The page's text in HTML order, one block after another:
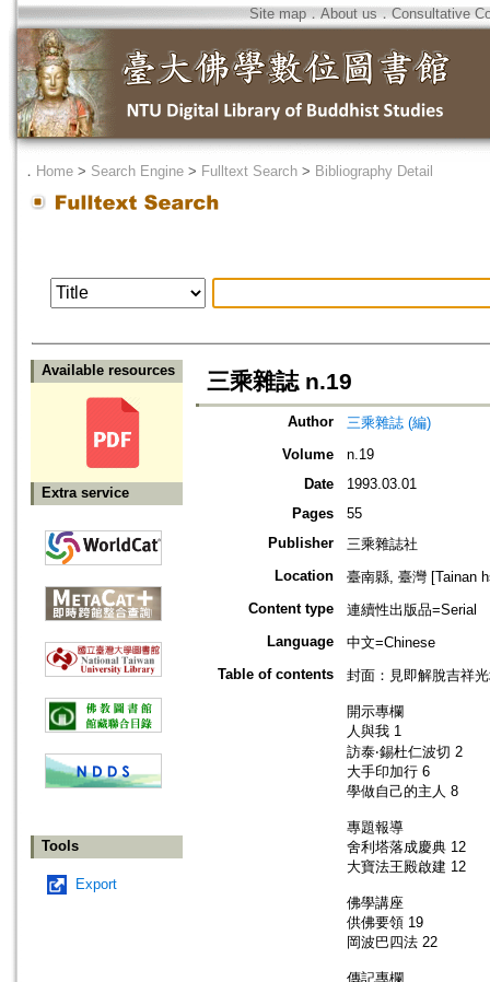
Site map．About us ． Consultative
． Home > Search Engine > Fulltext Search > Bibliography Detail
Available resources
Extra service
Tools
Export
三乘雜誌 n.19
Author
三乘雜誌 (編)
Volume
n.19
Date
1993.03.01
Pages
55
Publisher
三乘雜誌社
Location
臺南縣, 臺灣 [Tainan
Content type
連續性出版品=Serial
Language
中文=Chinese
Table of contents
封面：見即解脫吉祥
開示專欄
人與我 1
訪泰‧錫杜仁波切 2
大手印加行 6
學做自己的主人 8
專題報導
舍利塔落成慶典 12
大寶法王殿啟建 12
佛學講座
供佛要領 19
岡波巴四法 22
傳記專欄